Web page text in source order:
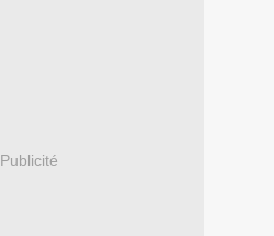
Publicité